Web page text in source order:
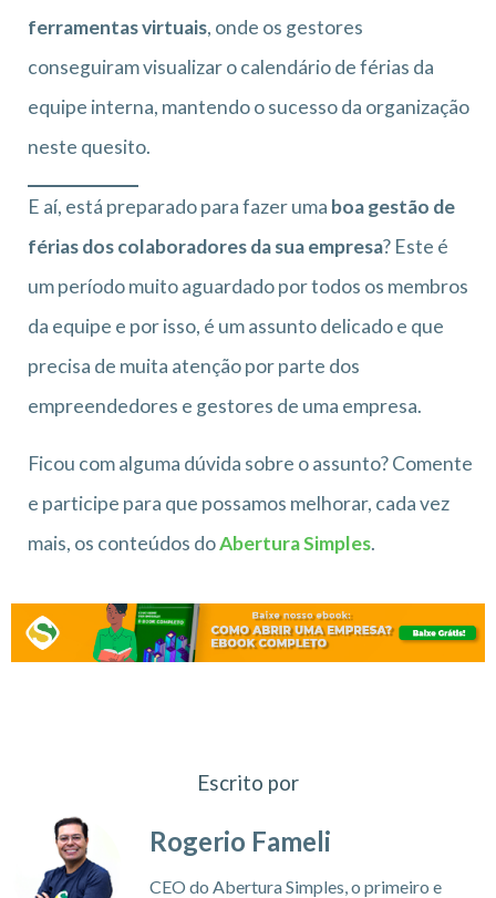
ferramentas virtuais, onde os gestores
conseguiram visualizar o calendário de férias da
equipe interna, mantendo o sucesso da organização
neste quesito.
E aí, está preparado para fazer uma boa gestão de
férias dos colaboradores da sua empresa? Este é
um período muito aguardado por todos os membros
da equipe e por isso, é um assunto delicado e que
precisa de muita atenção por parte dos
empreendedores e gestores de uma empresa.
Ficou com alguma dúvida sobre o assunto? Comente
e participe para que possamos melhorar, cada vez
mais, os conteúdos doAbertura Simples.
Escrito por
Rogerio Fameli
CEO do Abertura Simples, o primeiro e